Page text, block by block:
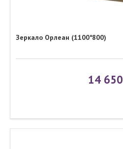
Зеркало Орлеан (1100*800)
14 650